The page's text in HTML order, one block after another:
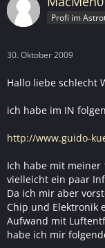
Profi im
30. Oktober 2009
Hallo liebe schlecht
ich habe im IN
http://www.guido-
Ich habe mit meiner
vielleicht ein paar
Da ich mir aber
Chip und Elektronik
Aufwand mit
habe ich mir